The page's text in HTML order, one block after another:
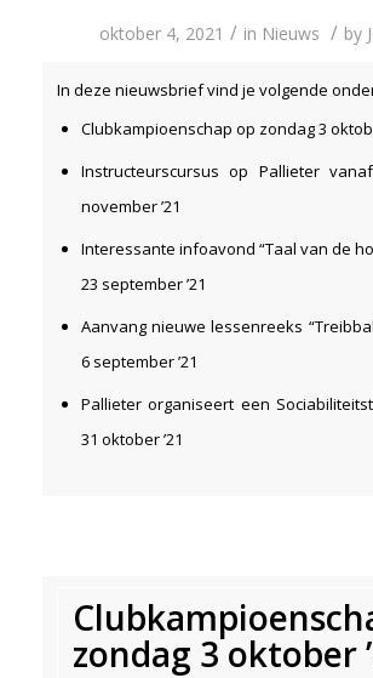
oktober 4, 2021 / in Nieuws / by
In deze nieuwsbrief vind je volgende
Clubkampioenschap op zondag 3
Instructeurscursus op Pallieter
november ’21
Interessante infoavond “Taal van de
23 september ’21
Aanvang nieuwe lessenreeks
6 september ’21
Pallieter organiseert een
31 oktober ’21
zondag 3 oktober